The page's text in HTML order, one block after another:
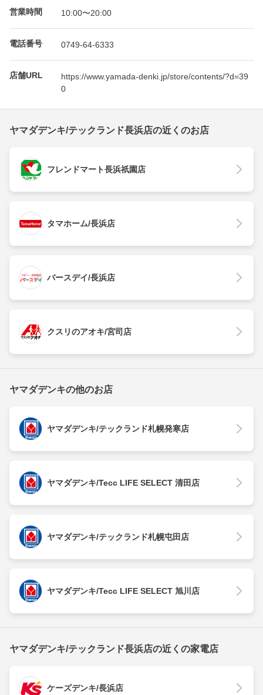
営業時間 10:00〜20:00
電話番号 0749-64-6333
店舗URL
https://www.yamada-denki.jp/store/contents/?d=39
0
ヤマダデンキ/テックランド長浜店の近くのお店
フレンドマート長浜祇園店
タマホーム/長浜店
バースデイ/長浜店
クスリのアオキ/宮司店
ヤマダデンキの他のお店
ヤマダデンキ/テックランド札幌発寒店
ヤマダデンキ/Tecc LIFE SELECT 清田店
ヤマダデンキ/テックランド札幌屯田店
ヤマダデンキ/Tecc LIFE SELECT 旭川店
ヤマダデンキ/テックランド長浜店の近くの家電店
ケーズデンキ/長浜店